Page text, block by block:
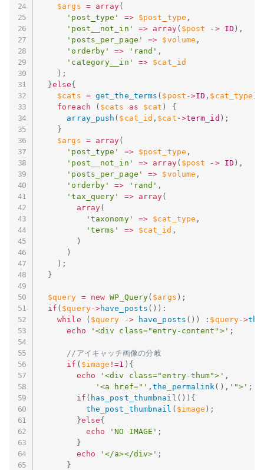
$args = array(
'post_type'
=> $post_type ,
'post__not_in'
=> array( $post - > ID ) ,
'posts_per_page'
=> $volume ,
'orderby'
=> 'rand' ,
'category__in'
=> $cat_id
) ;
}else{
$cats = get_the_terms ( $post ->ID , $cat_type )
foreach
( $cats as $cat )
{
array_push ( $cat_id , $cat ->term_id ) ;
}
$args = array(
'post_type'
=> $post_type ,
'post__not_in'
=> array( $post - > ID ) ,
'posts_per_page'
=> $volume ,
'orderby'
=> 'rand' ,
'tax_query'
=> array(
array(
'taxonomy'
=> $cat_type ,
'terms'
=> $cat_id ,
)
)
) ;
}
$query = new WP_Query( $args ) ;
if ( $query->have_posts ( ) ) :
while
( $query -> have_posts ( ) ) : $query->
echo
'<div class="entry-content">' ;
//アイキャッチ画像の分岐
if ( $image !=1 ) {
echo
'<div class="entry-thum">' ,
'<a href="' ,the_permalink ( ) , '">' ;
if ( has_post_thumbnail ( ) ) {
the_post_thumbnail ( $image ) ;
}else{
echo
'NO IMAGE' ;
}
echo
'</a></div>' ;
}